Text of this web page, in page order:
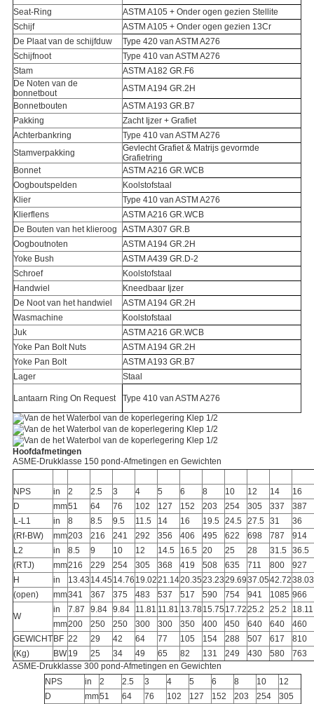
Seat-Ring
ASTM A105 + Onder ogen gezien Stellite
Schijf
ASTM A105 + Onder ogen gezien 13Cr
De Plaat van de schijfduw
Type 420 van ASTM A276
Schijfnoot
Type 410 van ASTM A276
Stam
ASTM A182 GR.F6
De Noten van de
bonnetbout
ASTM A194 GR.2H
Bonnetbouten
ASTM A193 GR.B7
Pakking
Zacht Ijzer + Grafiet
Achterbankring
Type 410 van ASTM A276
Stamverpakking
Gevlecht Grafiet & Matrijs gevormde
Grafietring
Bonnet
ASTM A216 GR.WCB
Oogboutspelden
Koolstofstaal
Klier
Type 410 van ASTM A276
Klierflens
ASTM A216 GR.WCB
De Bouten van het klieroog
ASTM A307 GR.B
Oogboutnoten
ASTM A194 GR.2H
Yoke Bush
ASTM A439 GR.D-2
Schroef
Koolstofstaal
Handwiel
Kneedbaar Ijzer
De Noot van het handwiel
ASTM A194 GR.2H
Wasmachine
Koolstofstaal
Juk
ASTM A216 GR.WCB
Yoke Pan Bolt Nuts
ASTM A194 GR.2H
Yoke Pan Bolt
ASTM A193 GR.B7
Lager
Staal
Lantaarn Ring On Request Type 410 van ASTM A276
Hoofdafmetingen
ASME-Drukklasse 150 pond-Afmetingen en Gewichten
NPS in 2 2.5 3 4 5 6 8 10 12 14
16
D
mm51 64 76 102 127 152 203 254 305 337
387
L-L1
in 8 8.5 9.5 11.5 14 16 19.5 24.5 27.5 31
36
(Rf-BW)
mm203 216 241 292 356 406 495 622 698 787
914
L2
in 8.5 9 10 12 14.5 16.5 20 25 28 31.5
36.5
(RTJ)
mm216 229 254 305 368 419 508 635 711 800
927
H
in 13.43 14.45 14.76 19.0221.1420.3523.2329.6937.0542.7238.03
(open)
mm341 367 375 483 537 517 590 754 941 1085 966
W
in 7.87 9.84 9.84 11.81 11.81 13.7815.75 17.7225.2 25.2
18.11
mm200 250 250 300 300 350 400 450 640 640
460
GEWICHT BF 22 29 42 64 77 105 154 288 507 617
810
(Kg)
BW 19 25 34 49 65 82 131 249 430 580
763
ASME-Drukklasse 300 pond-Afmetingen en Gewichten
NPS
in 2 2.5 3 4 5 6 8 10
12
D
mm51 64 76 102 127 152 203 254
305